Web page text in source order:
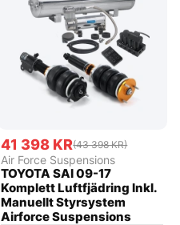
41 398 KR(43 398 KR)
Air Force Suspensions
TOYOTA SAI 09-17
Komplett Luftfjädring Inkl.
Manuellt Styrsystem
Airforce Suspensions